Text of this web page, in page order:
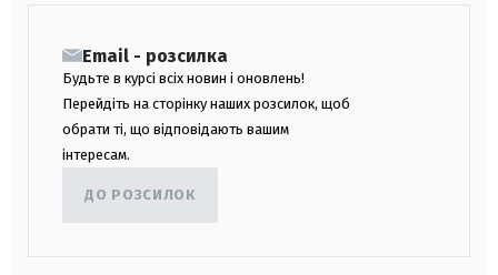
Email - розсилка
Будьте в курсі всіх новин і оновлень!
Перейдіть на сторінку наших розсилок, щоб
обрати ті, що відповідають вашим
інтересам.
ДО РОЗСИЛОК